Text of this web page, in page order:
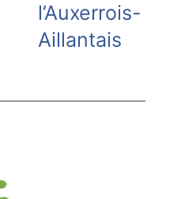
l’Auxerrois-
Aillantais